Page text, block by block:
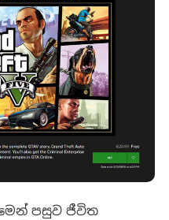
පසුව ජීවිත